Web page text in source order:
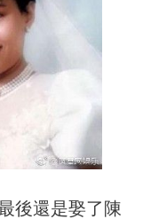
後還是娶了陳